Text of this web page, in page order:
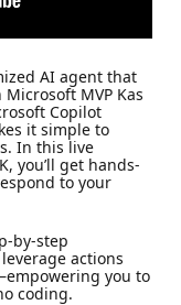
AI agent that
MVP Kas
Copilot
it simple to
In this live
you’ll get hands-
to your
by-step
actions
you to
coding.